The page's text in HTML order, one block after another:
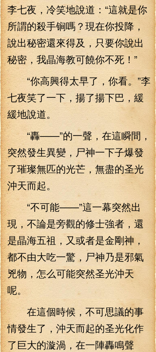
李七夜，冷笑地說道：“這就是你
所謂的殺手锏嗎？現在你投降，
說出秘密還來得及，只要你說出
秘密，我晶海教可饒你不死！”
“你高興得太早了，你看。”李
七夜笑了一下，揚了揚下巴，緩
緩地說道。
“轟——”的一聲，在這瞬間，
突然發生異變，尸神一下子爆發
了璀璨無匹的光芒，無盡的圣光
沖天而起。
“不可能——”這一幕突然出
現，不論是旁觀的修士強者，還
是晶海五祖，又或者是金剛神，
都不由大吃一驚，尸神乃是邪氣
兇物，怎么可能突然圣光沖天
呢。
在這個時候，不可思議的事
情發生了，沖天而起的圣光化作
了巨大的漩渦，在一陣轟鳴聲